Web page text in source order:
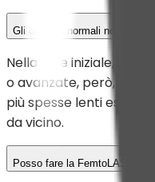
Gli occhiali normali non
Nella fase iniziale, gli
o avanzate, però, le
più spesse lenti
da vicino.
Posso fare la FemtoLASIK